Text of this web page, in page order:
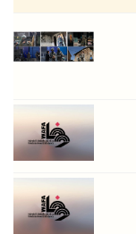
ت ...
...
ت ...